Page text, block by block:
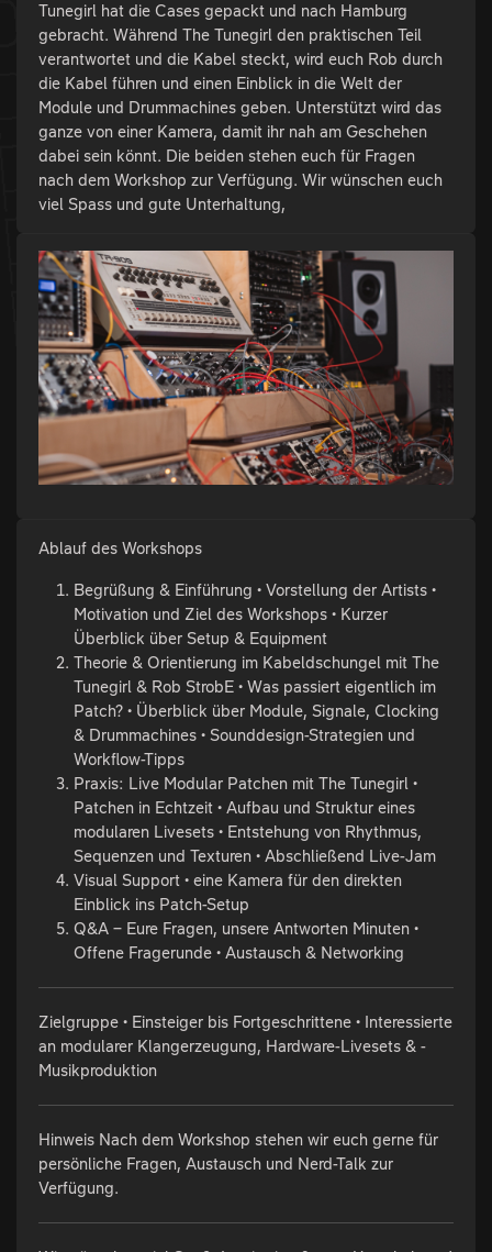
Tunegirl hat die Cases gepackt und nach Hamburg
gebracht. Während The Tunegirl den praktischen Teil
verantwortet und die Kabel steckt, wird euch Rob durch
die Kabel führen und einen Einblick in die Welt der
Module und Drummachines geben. Unterstützt wird das
ganze von einer Kamera, damit ihr nah am Geschehen
dabei sein könnt. Die beiden stehen euch für Fragen
nach dem Workshop zur Verfügung. Wir wünschen euch
viel Spass und gute Unterhaltung,
Ablauf des Workshops
Begrüßung & Einführung • Vorstellung der Artists •
Motivation und Ziel des Workshops • Kurzer
Überblick über Setup & Equipment
Theorie & Orientierung im Kabeldschungel mit The
Tunegirl & Rob StrobE • Was passiert eigentlich im
Patch? • Überblick über Module, Signale, Clocking
& Drummachines • Sounddesign-Strategien und
Workflow-Tipps
Praxis: Live Modular Patchen mit The Tunegirl •
Patchen in Echtzeit • Aufbau und Struktur eines
modularen Livesets • Entstehung von Rhythmus,
Sequenzen und Texturen • Abschließend Live-Jam
Visual Support • eine Kamera für den direkten
Einblick ins Patch-Setup
Q&A – Eure Fragen, unsere Antworten Minuten •
Offene Fragerunde • Austausch & Networking
Zielgruppe • Einsteiger bis Fortgeschrittene • Interessierte
an modularer Klangerzeugung, Hardware-Livesets & -
Musikproduktion
Hinweis Nach dem Workshop stehen wir euch gerne für
persönliche Fragen, Austausch und Nerd-Talk zur
Verfügung.